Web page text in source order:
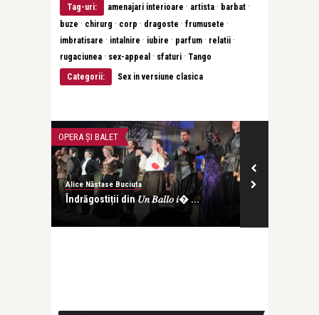
Tag-uri: amenajari interioare · artista · barbat ·
buze · chirurg · corp · dragoste · frumusete ·
imbratisare · intalnire · iubire · parfum · relatii ·
rugaciunea · sex-appeal · sfaturi · Tango
Categorii:
Sex in versiune clasica
OPERA ȘI BALET
Alice Năstase Buciuta
Îndrăgostiții din 𝑈𝑛 𝐵𝑎𝑙𝑙𝑜 𝑖� ...